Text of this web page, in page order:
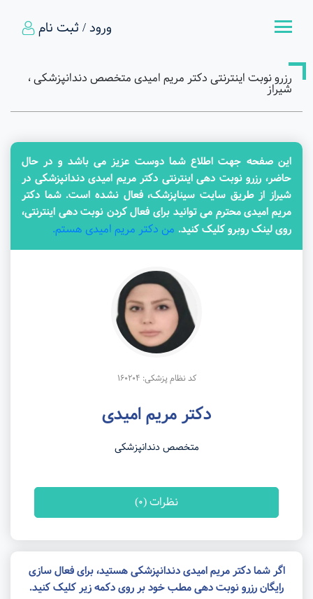
ورود / ثبت نام
رزرو نوبت اینترنتی دکتر مریم امیدی متخصص دندانپزشکی ،
شیراز
این صفحه جهت اطلاع شما دوست عزیز می باشد و در حال
حاضر، رزرو نوبت دهی اینترنتی دکتر مریم امیدی دندانپزشکی در
شیراز از طریق سایت سیناپزشک، فعال نشده است. شما دکتر
مریم امیدی محترم می توانید برای فعال کردن نوبت دهی اینترنتی،
روی لینک روبرو کلیک کنید. من دکتر مریم امیدی هستم.
کد نظام پزشکی: 160204
دکتر مریم امیدی
متخصص دندانپزشکی
نظرات (0)
اگر شما دکتر مریم امیدی دندانپزشکی هستید، برای فعال سازی
رایگان رزرو نوبت دهی مطب خود بر روی دکمه زیر کلیک کنید.